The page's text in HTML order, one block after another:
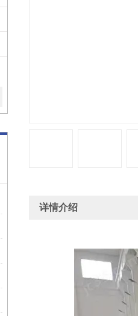
详情介绍